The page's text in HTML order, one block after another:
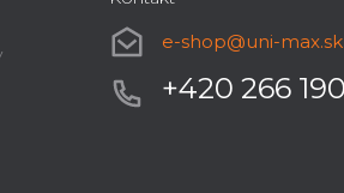
e-shop@uni-max.sk
+420 266